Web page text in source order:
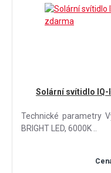
Solární svítidlo IQ-
Technické parametry
BRIGHT LED, 6000K ..